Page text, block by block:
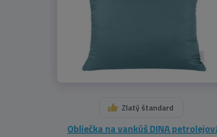
Zlatý štandard
Obliečka na vankúš DINA